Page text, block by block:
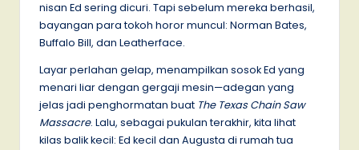
nisan Ed sering dicuri. Tapi sebelum mereka berhasil,
bayangan para tokoh horor muncul: Norman Bates,
Buffalo Bill, dan Leatherface.
Layar perlahan gelap, menampilkan sosok Ed yang
menari liar dengan gergaji mesin—adegan yang
jelas jadi penghormatan buat The Texas Chain Saw
Massacre. Lalu, sebagai pukulan terakhir, kita lihat
kilas balik kecil: Ed kecil dan Augusta di rumah tua